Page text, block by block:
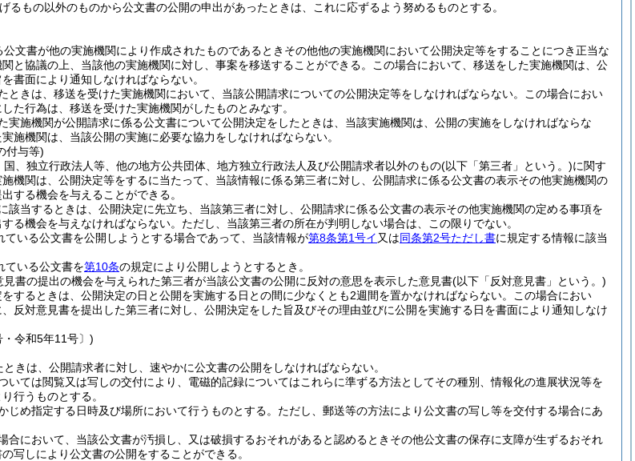
るもの以外のものから公文書の公開の申出があったときは、これに応ずるよう努めるものとする。
文書が他の実施機関により作成されたものであるときその他他の実施機関において公開決定等をすることにつき正当な
と協議の上、当該他の実施機関に対し、事案を移送することができる。
この場合において、移送をした実施機関は、公
書面により通知しなければならない。
ときは、移送を受けた実施機関において、当該公開請求についての公開決定等をしなければならない。
この場合におい
た行為は、移送を受けた実施機関がしたものとみなす。
実施機関が公開請求に係る公文書について公開決定をしたときは、当該実施機関は、公開の実施をしなければならな
施機関は、当該公開の実施に必要な協力をしなければならない。
付与等)
、独立行政法人等、他の地方公共団体、地方独立行政法人及び公開請求者以外のもの(以下「第三者」という。)に関す
機関は、公開決定等をするに当たって、当該情報に係る第三者に対し、公開請求に係る公文書の表示その他実施機関の
する機会を与えることができる。
該当するときは、公開決定に先立ち、当該第三者に対し、公開請求に係る公文書の表示その他実施機関の定める事項を
る機会を与えなければならない。 ただし、当該第三者の所在が判明しない場合は、この限りでない。
いる公文書を公開しようとする場合であって、当該情報が第8条第1号イ 又は同条第2号ただし書に規定する情報に該当
ている公文書を第10条の規定により公開しようとするとき。
見書の提出の機会を与えられた第三者が当該公文書の公開に反対の意思を表示した意見書(以下「反対意見書」という。)
するときは、公開決定の日と公開を実施する日との間に少なくとも2週間を置かなければならない。
この場合におい
反対意見書を提出した第三者に対し、公開決定をした旨及びその理由並びに公開を実施する日を書面により通知しなけ
令和5年11号〕)
きは、公開請求者に対し、速やかに公文書の公開をしなければならない。
いては閲覧又は写しの交付により、電磁的記録についてはこれらに準ずる方法としてその種別、情報化の進展状況等を
行うものとする。
じめ指定する日時及び場所において行うものとする。 ただし、郵送等の方法により公文書の写し等を交付する場合にあ
合において、当該公文書が汚損し、又は破損するおそれがあると認めるときその他公文書の保存に支障が生ずるおそれ
写しにより公文書の公開をすることができる。